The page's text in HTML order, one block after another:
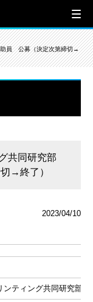
助員 公募（決定次第締切→
共同研究部
→終了）
2023/04/10
ティング共同研究部門